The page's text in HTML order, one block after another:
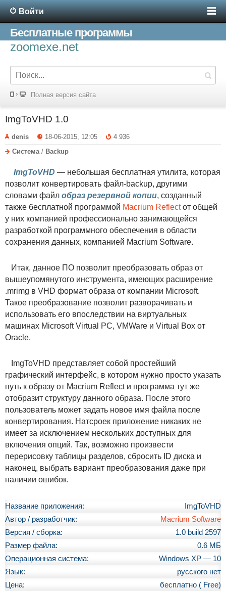
Войти
Бесплатные программы
zoomexe.net
Полная версия сайта
ImgToVHD 1.0
denis 18-06-2015, 12:05
4 936
Система / Backup
ImgToVHD — небольшая бесплатная утилита, которая
позволит конвертировать файл-backup, другими
словами файл образ резервной копии, созданный
также бесплатной программой Macrium Reflectот общей
у них компанией профессионально занимающейся
разработкой программного обеспечения в области
сохранения данных, компанией Macrium Software.
Итак, данное ПО позволит преобразовать образ от
вышеупомянутого инструмента, имеющих расширение
.mrimg в VHD формат образа от компании Microsoft.
Такое преобразование позволит разворачивать и
использовать его впоследствии на виртуальных
машинах Microsoft Virtual PC, VMWare и Virtual Box от
Oracle.
ImgToVHD представляет собой простейший
графический интерфейс, в котором нужно просто указать
путь к образу от Macrium Reflect и программа тут же
отобразит структуру данного образа. После этого
пользователь может задать новое имя файла после
конвертирования. Натсроек приложение никаких не
имеет за исключением нескольких доступных для
включения опций. Так, возможно произвести
перерисовку таблицы разделов, сбросить ID диска и
наконец, выбрать вариант преобразования даже при
наличии ошибок.
Название приложения:
ImgToVHD
Автор / разработчик:
Macrium Software
Версия / сборка:
1.0 build 2597
Размер файла:
0.6 МБ
Операционная система:
Windows XP — 10
Язык:
русского нет
Цена:
бесплатно ( Free)